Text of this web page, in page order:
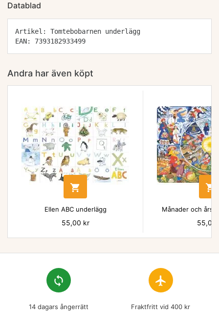
Datablad
Artikel: Tomtebobarnen underlägg
EAN: 7393182933499
Andra har även köpt

Ellen ABC underlägg
Pris
55,00 kr

Månader och
Pris
55,00
loop
14 dagars ångerrätt
flight
Fraktfritt vid 400 kr